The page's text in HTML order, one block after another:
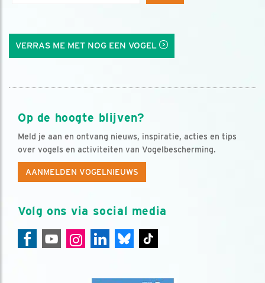
VERRAS ME MET NOG EEN VOGEL
Op de hoogte blijven?
Meld je aan en ontvang nieuws, inspiratie, acties en tips
over vogels en activiteiten van Vogelbescherming.
AANMELDEN VOGELNIEUWS
Volg ons via social media